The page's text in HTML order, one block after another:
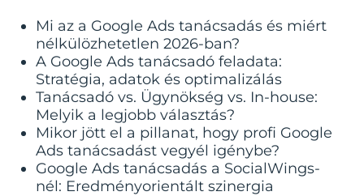
Mi az a Google Ads tanácsadás és miért
nélkülözhetetlen 2026-ban?
A Google Ads tanácsadó feladata:
Stratégia, adatok és optimalizálás
Tanácsadó vs. Ügynökség vs. In-house:
Melyik a legjobb választás?
Mikor jött el a pillanat, hogy profi Google
Ads tanácsadást vegyél igénybe?
Google Ads tanácsadás a SocialWings-
nél: Eredményorientált szinergia